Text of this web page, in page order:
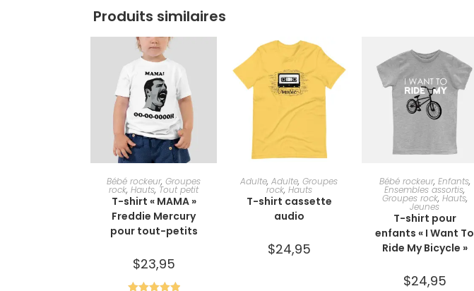
Produits similaires
CHOIX DES OPTIONS
Bébé rockeur,Groupes
rock,Hauts, Tout petit
T-shirt « MAMA »
Freddie Mercury
pour tout-petits
$23,95
CHOIX DES OPTIONS
Adulte,Adulte,Groupes
rock, Hauts
T-shirt cassette
audio
$24,95
CHOIX DES OPTIONS
Bébé rockeur, Enfants,
Ensembles assortis,
Groupes rock, Hauts,
Jeunes
T-shirt pour
enfants « I Want To
Ride My Bicycle »
$24,95